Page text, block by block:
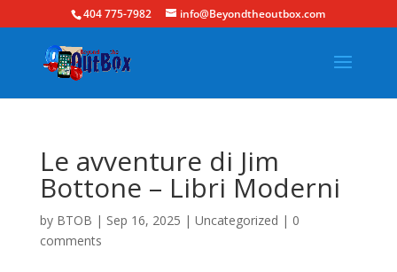
404 775-7982 info@Beyondtheoutbox.com
Le avventure di Jim
Bottone – Libri Moderni
by BTOB | Sep 16, 2025 | Uncategorized | 0
comments